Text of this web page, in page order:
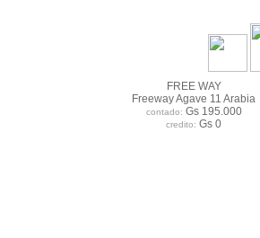
FREE WAY
Freeway Agave 11 Arabia
contado: Gs 195.000
credito: Gs 0